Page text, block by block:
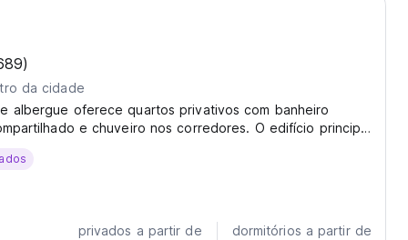
da cidade
albergue oferece quartos privativos com banheiro
e chuveiro nos corredores. O edifício principal
localizados num edifício anexo...
privados a partir de dormitórios a partir de